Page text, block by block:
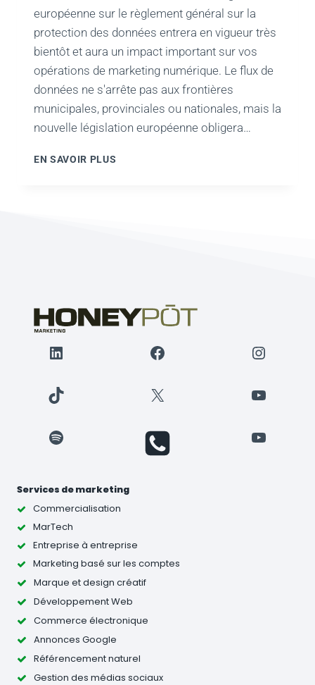
européenne sur le règlement général sur la
protection des données entrera en vigueur très
bientôt et aura un impact important sur vos
opérations de marketing numérique. Le flux de
données ne s'arrête pas aux frontières
municipales, provinciales ou nationales, mais la
nouvelle législation européenne obligera…
EN SAVOIR PLUS
PROTÉGER
VOTRE
LinkedIn Facebook
TikTok X YouTube
Spotify YouTube
Services de marketing
Commercialisation
MarTech
Entreprise à entreprise
Marketing basé sur les comptes
Marque et design créatif
Développement Web
Commerce électronique
Annonces Google
Référencement naturel
Gestion des médias sociaux